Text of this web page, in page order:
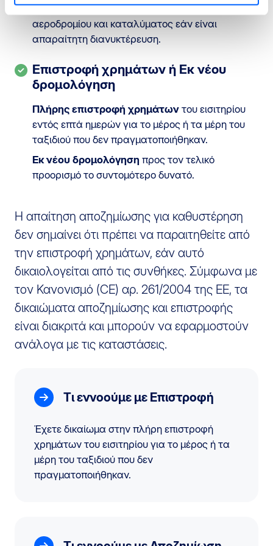
Διαμονή σε ξενοδοχείο και μεταφορά μεταξύ
αεροδρομίου και καταλύματος εάν είναι
απαραίτητη διανυκτέρευση.
Επιστροφή χρημάτων ή Εκ νέου
δρομολόγηση
Πλήρης επιστροφή χρημάτων του εισιτηρίου
εντός επτά ημερών για το μέρος ή τα μέρη του
ταξιδιού που δεν πραγματοποιήθηκαν.
Εκ νέου δρομολόγηση προς τον τελικό
προορισμό το συντομότερο δυνατό.
Η απαίτηση αποζημίωσης για καθυστέρηση
δεν σημαίνει ότι πρέπει να παραιτηθείτε από
την επιστροφή χρημάτων, εάν αυτό
δικαιολογείται από τις συνθήκες. Σύμφωνα με
τον Κανονισμό (CE) αρ. 261/2004 της ΕΕ, τα
δικαιώματα αποζημίωσης και επιστροφής
είναι διακριτά και μπορούν να εφαρμοστούν
ανάλογα με τις καταστάσεις.
Τι εννοούμε με Επιστροφή
Έχετε δικαίωμα στην πλήρη επιστροφή
χρημάτων του εισιτηρίου για το μέρος ή τα
μέρη του ταξιδιού που δεν
πραγματοποιήθηκαν.